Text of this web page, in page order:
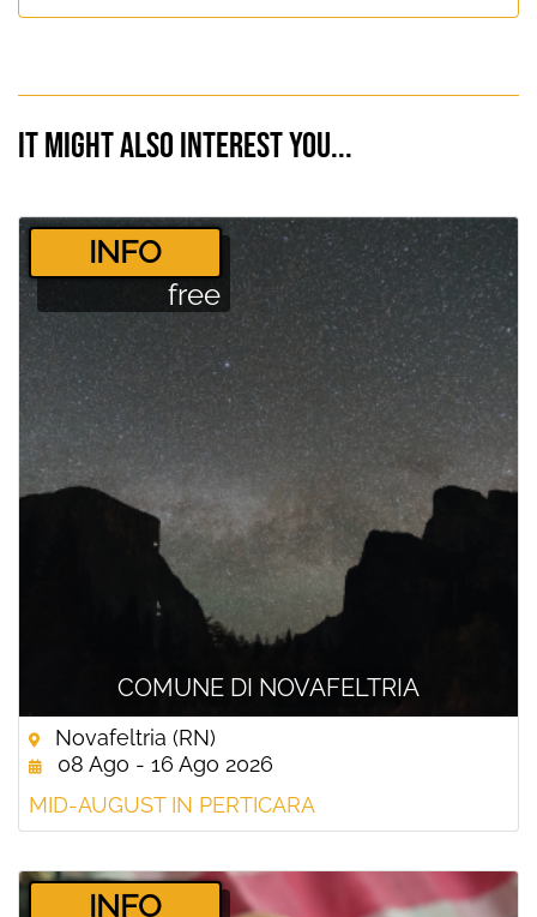
It might also interest you...
COMUNE DI NOVAFELTRIA
­INFO
free
Novafeltria (RN)
08 Ago - 16 Ago 2026
MID-AUGUST IN PERTICARA
­INFO